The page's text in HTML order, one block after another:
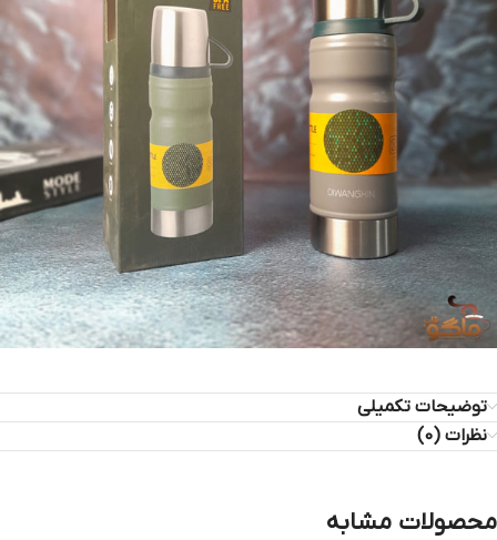
توضیحات تکمیلی
نظرات (0)
محصولات مشابه